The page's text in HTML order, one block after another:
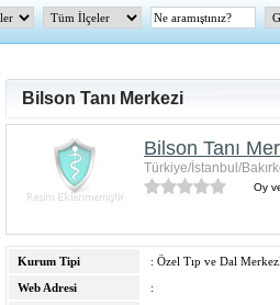
Bilson Tanı Merkezi
Bilson Tanı
Türkiye/İstanbul/
Oy
Kurum Tipi
: Özel Tıp ve Dal
Web Adresi
: